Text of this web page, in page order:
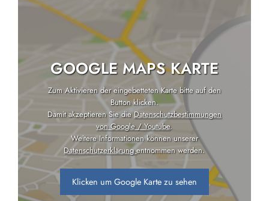
GOOGLE MAPS KARTE
Zum Aktivieren der eingebetteten Karte bitte auf den
Button klicken.
Damit akzeptieren Sie dieDatenschutzbestimmungen
von Google / Youtube.
Weitere Informationen können unserer
Datenschutzerklärungentnommen werden.
Klicken um Google Karte zu sehen